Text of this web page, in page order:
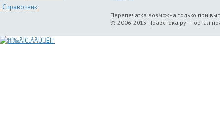
Справочник
Перепечатка возможна только при
© 2006-2015 Правотека.ру - Портал